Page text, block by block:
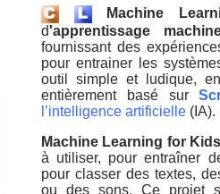
Machine
d'apprentissage
fournissant des
pour entrainer les
outil simple et ludique,
entièrement basé sur
l’intelligence artificielle (IA).
Machine Learning for Kids
à utiliser, pour entraîner
pour classer des textes,
ou des sons. Ce projet